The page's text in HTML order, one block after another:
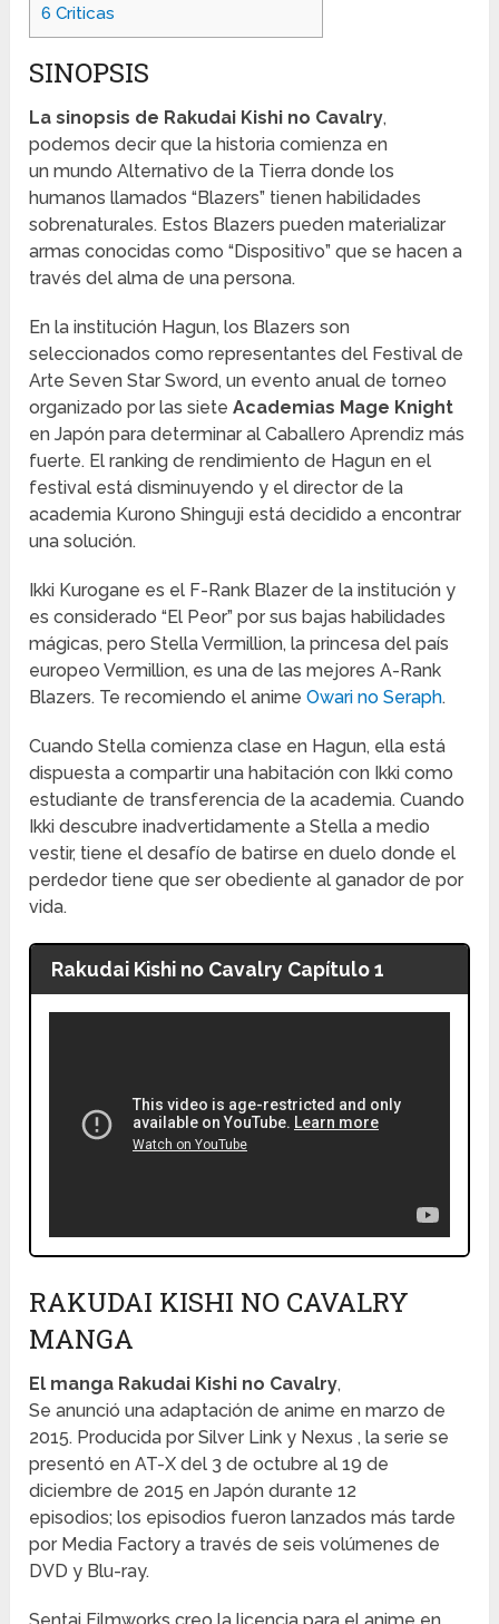
6 Criticas
SINOPSIS
La sinopsis de Rakudai Kishi no Cavalry,
podemos decir que la historia comienza en
un mundo Alternativo de la Tierra donde los
humanos llamados “Blazers” tienen habilidades
sobrenaturales. Estos Blazers pueden materializar
armas conocidas como “Dispositivo” que se hacen a
través del alma de una persona.
En la institución Hagun, los Blazers son
seleccionados como representantes del Festival de
Arte Seven Star Sword, un evento anual de torneo
organizado por las sieteAcademias Mage Knight
en Japón para determinar al Caballero Aprendiz más
fuerte. El ranking de rendimiento de Hagun en el
festival está disminuyendo y el director de la
academia Kurono Shinguji está decidido a encontrar
una solución.
Ikki Kurogane es el F-Rank Blazer de la institución y
es considerado “El Peor” por sus bajas habilidades
mágicas, pero Stella Vermillion, la princesa del país
europeo Vermillion, es una de las mejores A-Rank
Blazers. Te recomiendo el animeOwari no Seraph.
Cuando Stella comienza clase en Hagun, ella está
dispuesta a compartir una habitación con Ikki como
estudiante de transferencia de la academia. Cuando
Ikki descubre inadvertidamente a Stella a medio
vestir, tiene el desafío de batirse en duelo donde el
perdedor tiene que ser obediente al ganador de por
vida.
Rakudai Kishi no Cavalry Capítulo 1
RAKUDAI KISHI NO CAVALRY
MANGA
El manga Rakudai Kishi no Cavalry,
Se anunció una adaptación de anime en marzo de
2015. Producida por Silver Link y Nexus , la serie se
presentó en AT-X del 3 de octubre al 19 de
diciembre de 2015 en Japón durante 12
episodios; los episodios fueron lanzados más tarde
por Media Factory a través de seis volúmenes de
DVD y Blu-ray.